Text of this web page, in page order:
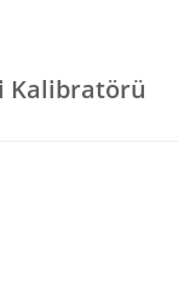
Kalibratörü